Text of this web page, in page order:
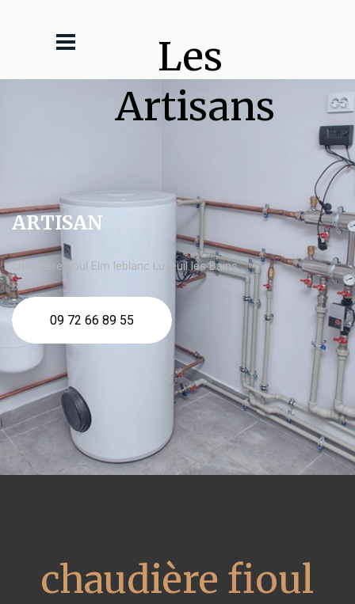
Les
Artisans
ARTISAN
chaudière fioul Elm leblanc Luxeuil les Bains
09 72 66 89 55
chaudière fioul